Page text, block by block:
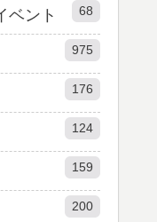
ベント 68
975
176
124
159
200